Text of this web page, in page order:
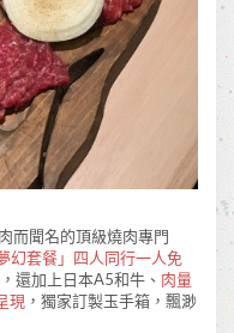
而聞名的頂級燒肉專門
幻套餐」四人同行一人免
還加上日本A5和牛、 肉量
現 ，獨家訂製玉手箱，飄渺